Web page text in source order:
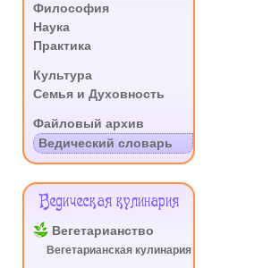
Философия
Наука
Практика
Культура
Семья и Духовность
Файловый архив
Ведический словарь
Ведическая кулинария
Вегетарианство
Вегетарианская кулинария